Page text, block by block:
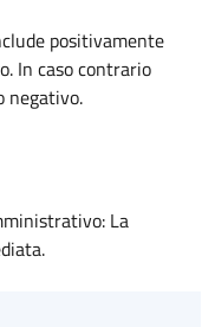
positivamente
In caso contrario
negativo.
La